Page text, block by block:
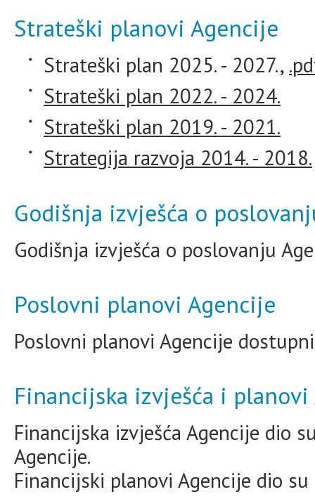
Strateški planovi Agencije
Strateški plan 2025. - 2027.,
Strateški plan 2022. - 2024.
Strateški plan 2019. - 2021.
Strategija razvoja 2014. - 2018.
Godišnja izvješća o
Godišnja izvješća o poslovanju
Poslovni planovi Agencije
Poslovni planovi Agencije
Financijska izvješća i
Financijska izvješća Agencije dio
Agencije.
Financijski planovi Agencije dio